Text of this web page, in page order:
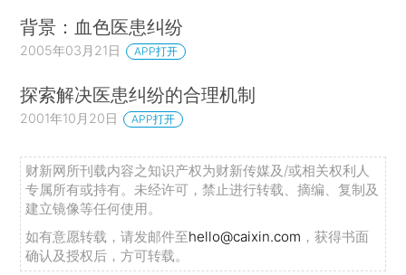
背景：血色医患纠纷
2005年03月21日 APP打开
探索解决医患纠纷的合理机制
2001年10月20日 APP打开
财新网所刊载内容之知识产权为财新传媒及/或相关权利人
专属所有或持有。未经许可，禁止进行转载、摘编、复制及
建立镜像等任何使用。
如有意愿转载，请发邮件至hello@caixin.com ，获得书面
确认及授权后，方可转载。